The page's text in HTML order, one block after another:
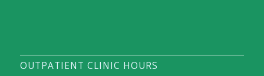
OUTPATIENT CLINIC HOURS